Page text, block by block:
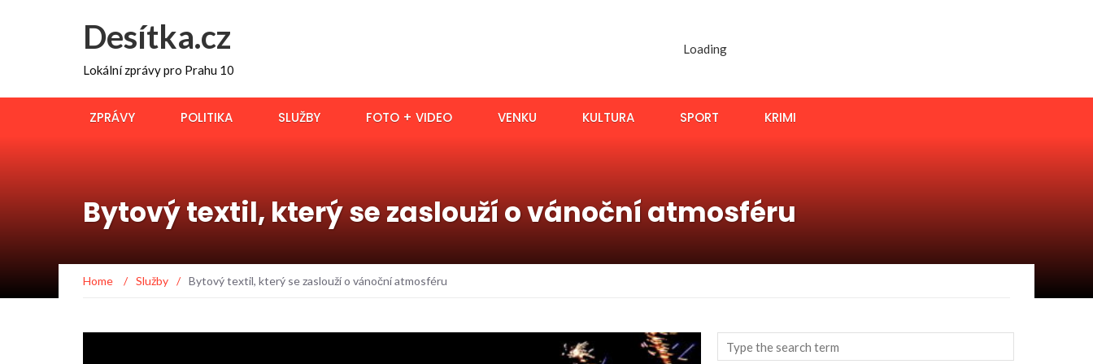
Desítka.cz
Lokální zprávy pro Prahu 10
Loading
ZPRÁVY POLITIKA SLUŽBY FOTO + VIDEO VENKU KULTURA SPORT KRIMI
Bytový textil, který se zaslouží o vánoční atmosféru
Home / Služby / Bytový textil, který se zaslouží o vánoční atmosféru